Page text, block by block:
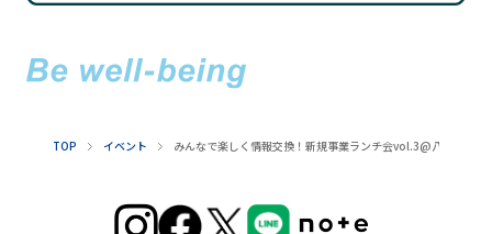
TOP イベント みんなで楽しく情報交換！新規事業ランチ会vol.3@八重洲